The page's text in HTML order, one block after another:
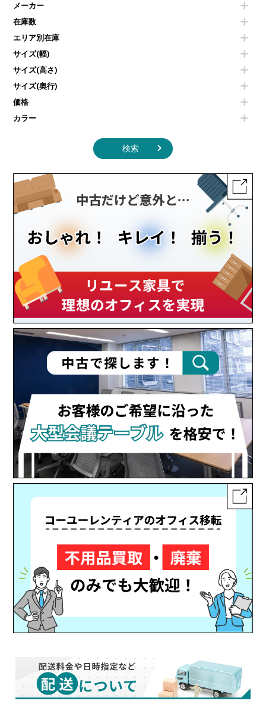
その他OA機器
コートハンガー・ポールハンガー
傘立て
食器棚・キッチンキャビネット
カタログスタンド
オフィスアクセサリーその他
カウンターテーブル
センターテーブル・サイドテーブル
ベンチ・スツール
ソファ
シェルフ
ダストボックス（ゴミ箱）
インテリア家具その他
冷蔵庫・洗濯機
空気清浄機・加湿器
液晶テレビ・モニター類
エアコン
掃除機
季節家電
メーカー
在庫数
エリア別在庫
サイズ(幅)
サイズ(高さ)
サイズ(奥行)
価格
カラー
検索